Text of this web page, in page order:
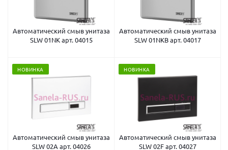
Автоматический смыв унитаза
SLW 01NK арт. 04015
Автоматический смыв унитаза
SLW 01NKB арт. 04017
НОВИНКА
Автоматический смыв унитаза
SLW 02A арт. 04026
НОВИНКА
Автоматический смыв унитаза
SLW 02F арт. 04027